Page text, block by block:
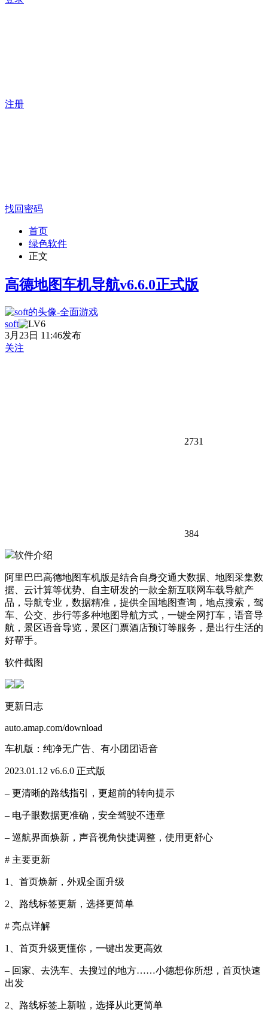
注册
找回密码
首页
绿色软件
正文
高德地图车机导航v6.6.0正式版
soft
3月23日 11:46发布
关注
2731
384
软件介绍
阿里巴巴高德地图车机版是结合自身交通大数据、地图采集数
据、云计算等优势、自主研发的一款全新互联网车载导航产
品，导航专业，数据精准，提供全国地图查询，地点搜索，驾
车、公交、步行等多种地图导航方式，一键全网打车，语音导
航，景区语音导览，景区门票酒店预订等服务，是出行生活的
好帮手。
软件截图
更新日志
auto.amap.com/download
车机版：纯净无广告、有小团团语音
2023.01.12 v6.6.0 正式版
– 更清晰的路线指引，更超前的转向提示
– 电子眼数据更准确，安全驾驶不违章
– 巡航界面焕新，声音视角快捷调整，使用更舒心
# 主要更新
1、首页焕新，外观全面升级
2、路线标签更新，选择更简单
# 亮点详解
1、首页升级更懂你，一键出发更高效
– 回家、去洗车、去搜过的地方……小德想你所想，首页快速
出发
2、路线标签上新啦，选择从此更简单